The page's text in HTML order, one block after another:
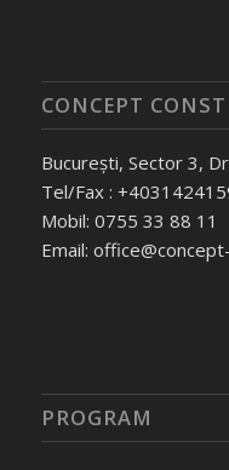
CONCEPT
București, Sector 3,
Tel/Fax :
Mobil: 0755 33 88 11
Email:
PROGRAM